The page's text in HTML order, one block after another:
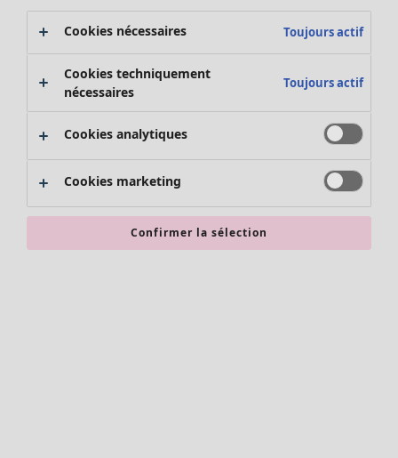
Promos SOLDES
Les promos de Gudrun Sjödén
Nouvel arrivage
Bonnes affaires en soldes - jusqu'à -70
Cookies nécessaires Toujours actif
Cookies techniquement
nécessaires
Toujours actif
Cookies analytiques
Cookies marketing
Confirmer la sélection